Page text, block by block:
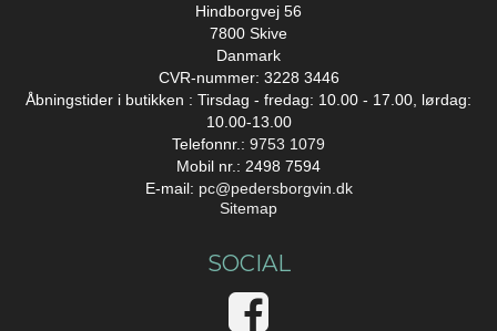
Hindborgvej 56
7800 Skive
Danmark
CVR-nummer: 3228 3446
Åbningstider i butikken : Tirsdag - fredag: 10.00 - 17.00, lørdag:
10.00-13.00
Telefonnr.: 9753 1079
Mobil nr.: 2498 7594
E-mail: pc@pedersborgvin.dk
Sitemap
SOCIAL